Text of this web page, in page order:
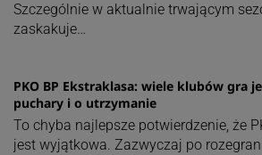
Szczególnie w aktualnie trwającym
zaskakuje…
PKO BP Ekstraklasa: wiele klubów gra
puchary i o utrzymanie
To chyba najlepsze potwierdzenie, że
jest wyjątkowa. Zazwyczaj po